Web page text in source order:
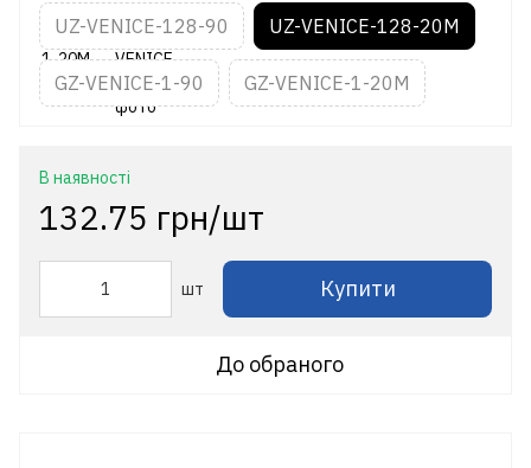
UZ-VENICE-128-90 UZ-VENICE-128-20M
GZ-VENICE-1-90 GZ-VENICE-1-20M
В наявності
132.75 грн/шт
шт Купити
До обраного